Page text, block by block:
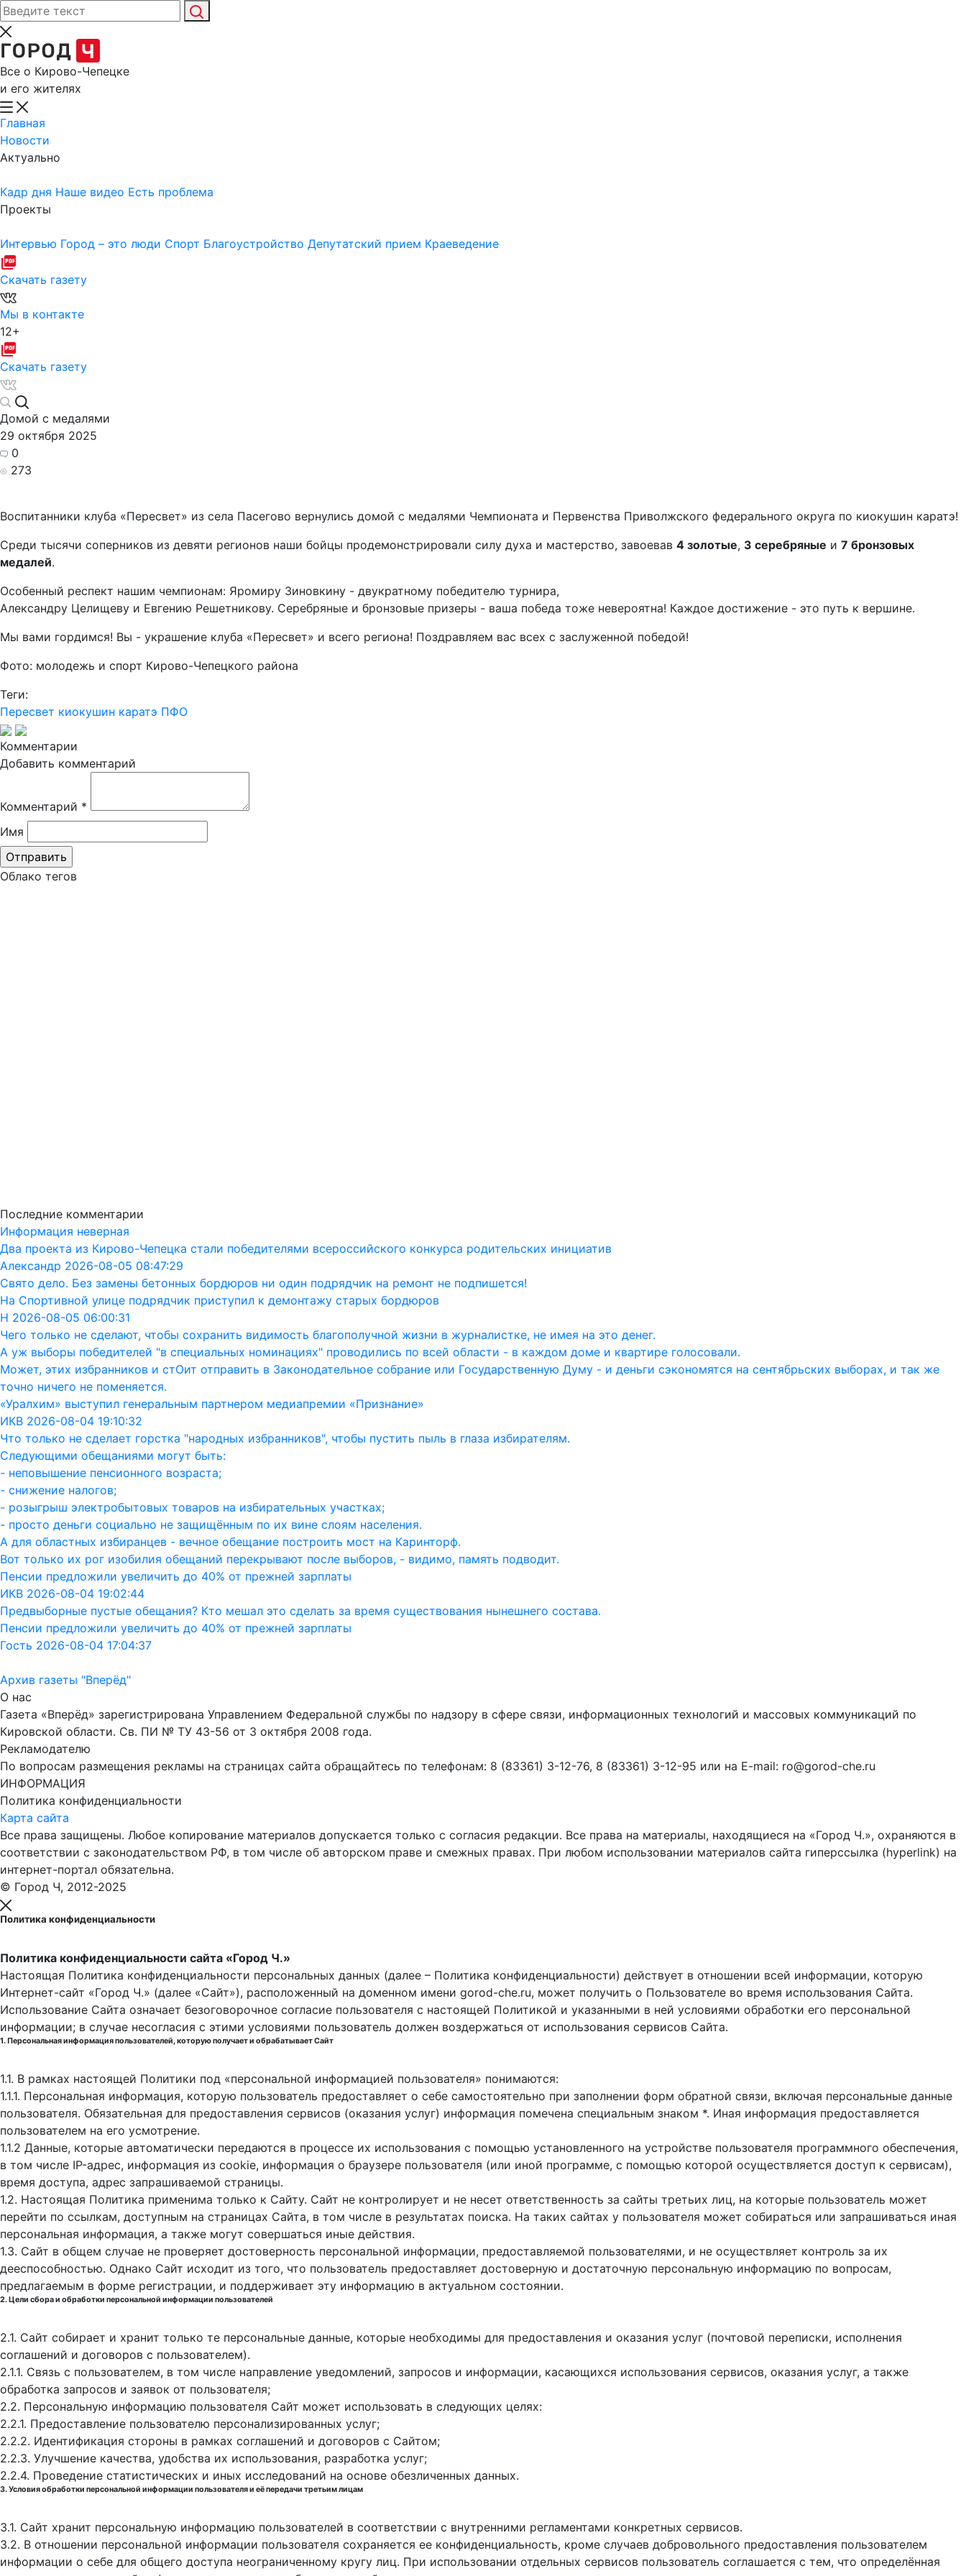
Все о Кирово-Чепецке
и его жителях
Главная
Новости
Актуально
Кадр дня Наше видео Есть проблема
Проекты
Интервью Город – это люди Спорт Благоустройство Депутатский прием Краеведение
Скачать газету
Мы в контакте
12+
Скачать газету
Домой с медалями
29 октября 2025
0
273
Воспитанники клуба «Пересвет» из села Пасегово вернулись домой с медалями Чемпионата и Первенства Приволжского федерального округа по киокушин каратэ!
Среди тысячи соперников из девяти регионов наши бойцы продемонстрировали силу духа и мастерство, завоевав 4 золотые, 3 серебряные и 7 бронзовых
медалей.
Особенный респект нашим чемпионам: Яромиру Зиновкину - двукратному победителю турнира,
Александру Целищеву и Евгению Решетникову. Серебряные и бронзовые призеры - ваша победа тоже невероятна! Каждое достижение - это путь к вершине.
Мы вами гордимся! Вы - украшение клуба «Пересвет» и всего региона! Поздравляем вас всех с заслуженной победой!
Фото: молодежь и спорт Кирово-Чепецкого района
Теги:
Пересвет киокушин каратэ ПФО
Комментарии
Добавить комментарий
Комментарий *
Имя
Облако тегов
Последние комментарии
Информация неверная
Два проекта из Кирово-Чепецка стали победителями всероссийского конкурса родительских инициатив
Александр 2026-08-05 08:47:29
Свято дело. Без замены бетонных бордюров ни один подрядчик на ремонт не подпишется!
На Спортивной улице подрядчик приступил к демонтажу старых бордюров
Н 2026-08-05 06:00:31
Чего только не сделают, чтобы сохранить видимость благополучной жизни в журналистке, не имея на это денег.
А уж выборы победителей "в специальных номинациях" проводились по всей области - в каждом доме и квартире голосовали.
Может, этих избранников и стОит отправить в Законодательное собрание или Государственную Думу - и деньги сэкономятся на сентябрьских выборах, и так же
точно ничего не поменяется.
«Уралхим» выступил генеральным партнером медиапремии «Признание»
ИКВ 2026-08-04 19:10:32
Что только не сделает горстка "народных избранников", чтобы пустить пыль в глаза избирателям.
Следующими обещаниями могут быть:
- неповышение пенсионного возраста;
- снижение налогов;
- розыгрыш электробытовых товаров на избирательных участках;
- просто деньги социально не защищённым по их вине слоям населения.
А для областных избиранцев - вечное обещание построить мост на Каринторф.
Вот только их рог изобилия обещаний перекрывают после выборов, - видимо, память подводит.
Пенсии предложили увеличить до 40% от прежней зарплаты
ИКВ 2026-08-04 19:02:44
Предвыборные пустые обещания? Кто мешал это сделать за время существования нынешнего состава.
Пенсии предложили увеличить до 40% от прежней зарплаты
Гость 2026-08-04 17:04:37
Архив газеты "Вперёд"
О нас
Газета «Вперёд» зарегистрирована Управлением Федеральной службы по надзору в сфере связи, информационных технологий и массовых коммуникаций по
Кировской области. Св. ПИ № ТУ 43-56 от 3 октября 2008 года.
Рекламодателю
По вопросам размещения рекламы на страницах сайта обращайтесь по телефонам: 8 (83361) 3-12-76, 8 (83361) 3-12-95 или на E-mail: ro@gorod-che.ru
ИНФОРМАЦИЯ
Политика конфиденциальности
Карта сайта
Все права защищены. Любое копирование материалов допускается только с согласия редакции. Все права на материалы, находящиеся на «Город Ч.», охраняются в
соответствии с законодательством РФ, в том числе об авторском праве и смежных правах. При любом использовании материалов сайта гиперссылка (hyperlink) на
интернет-портал обязательна.
© Город Ч, 2012-2025
Политика конфиденциальности
Политика конфиденциальности сайта «Город Ч.»
Настоящая Политика конфиденциальности персональных данных (далее – Политика конфиденциальности) действует в отношении всей информации, которую
Интернет-сайт «Город Ч.» (далее «Сайт»), расположенный на доменном имени gorod-che.ru, может получить о Пользователе во время использования Cайта.
Использование Сайта означает безоговорочное согласие пользователя с настоящей Политикой и указанными в ней условиями обработки его персональной
информации; в случае несогласия с этими условиями пользователь должен воздержаться от использования сервисов Сайта.
1. Персональная информация пользователей, которую получает и обрабатывает Сайт
1.1. В рамках настоящей Политики под «персональной информацией пользователя» понимаются:
1.1.1. Персональная информация, которую пользователь предоставляет о себе самостоятельно при заполнении форм обратной связи, включая персональные данные
пользователя. Обязательная для предоставления сервисов (оказания услуг) информация помечена специальным знаком *. Иная информация предоставляется
пользователем на его усмотрение.
1.1.2 Данные, которые автоматически передаются в процессе их использования с помощью установленного на устройстве пользователя программного обеспечения,
в том числе IP-адрес, информация из cookie, информация о браузере пользователя (или иной программе, с помощью которой осуществляется доступ к cервисам),
время доступа, адрес запрашиваемой страницы.
1.2. Настоящая Политика применима только к Сайту. Сайт не контролирует и не несет ответственность за сайты третьих лиц, на которые пользователь может
перейти по ссылкам, доступным на страницах Сайта, в том числе в результатах поиска. На таких сайтах у пользователя может собираться или запрашиваться иная
персональная информация, а также могут совершаться иные действия.
1.3. Сайт в общем случае не проверяет достоверность персональной информации, предоставляемой пользователями, и не осуществляет контроль за их
дееспособностью. Однако Сайт исходит из того, что пользователь предоставляет достоверную и достаточную персональную информацию по вопросам,
предлагаемым в форме регистрации, и поддерживает эту информацию в актуальном состоянии.
2. Цели сбора и обработки персональной информации пользователей
2.1. Сайт собирает и хранит только те персональные данные, которые необходимы для предоставления и оказания услуг (почтовой переписки, исполнения
соглашений и договоров с пользователем).
2.1.1. Связь с пользователем, в том числе направление уведомлений, запросов и информации, касающихся использования сервисов, оказания услуг, а также
обработка запросов и заявок от пользователя;
2.2. Персональную информацию пользователя Сайт может использовать в следующих целях:
2.2.1. Предоставление пользователю персонализированных услуг;
2.2.2. Идентификация стороны в рамках соглашений и договоров с Сайтом;
2.2.3. Улучшение качества, удобства их использования, разработка услуг;
2.2.4. Проведение статистических и иных исследований на основе обезличенных данных.
3. Условия обработки персональной информации пользователя и её передачи третьим лицам
3.1. Сайт хранит персональную информацию пользователей в соответствии с внутренними регламентами конкретных сервисов.
3.2. В отношении персональной информации пользователя сохраняется ее конфиденциальность, кроме случаев добровольного предоставления пользователем
информации о себе для общего доступа неограниченному кругу лиц. При использовании отдельных сервисов пользователь соглашается с тем, что определённая